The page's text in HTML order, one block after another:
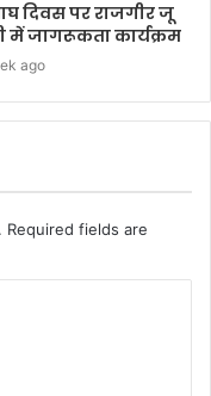
दिवस पर राजगीर जू
में जागरूकता कार्यक्रम
ago
Required fields are